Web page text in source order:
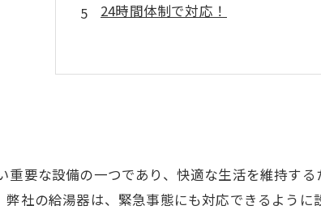
24時間体制で対応！
要な設備の一つであり、快適な生活を維持す
弊社の給湯器は、緊急事態にも対応できるよう